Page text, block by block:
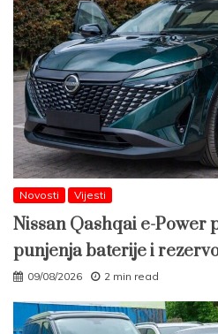
Novosti Vijesti
Nissan Qashqai e-Power
punjenja baterije i
09/08/2026 2 min read